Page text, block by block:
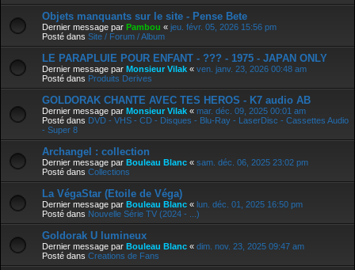
Objets manquants sur le site - Pense Bete
Dernier message par Pambou « jeu. févr. 05, 2026 15:56 pm
Posté dans Site / Forum / Album
LE PARAPLUIE POUR ENFANT - ??? - 1975 - JAPAN ONLY
Dernier message par Monsieur Vilak « ven. janv. 23, 2026 00:48 am
Posté dans Produits Derives
GOLDORAK CHANTE AVEC TES HEROS - K7 audio AB
Dernier message par Monsieur Vilak « mar. déc. 09, 2025 00:01 am
Posté dans DVD - VHS - CD - Disques - Blu-Ray - LaserDisc - Cassettes Audio
- Super 8
Archangel : collection
Dernier message par Bouleau Blanc « sam. déc. 06, 2025 23:02 pm
Posté dans Collections
La VégaStar (Etoile de Véga)
Dernier message par Bouleau Blanc « lun. déc. 01, 2025 16:50 pm
Posté dans Nouvelle Série TV (2024 - ...)
Goldorak U lumineux
Dernier message par Bouleau Blanc « dim. nov. 23, 2025 09:47 am
Posté dans Creations de Fans